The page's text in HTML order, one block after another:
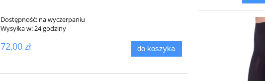
Dostępność: na wyczerpaniu
Wysyłka w:24 godziny
72,00 zł do koszyka